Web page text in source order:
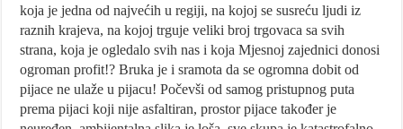
koja je jedna od najvećih u regiji, na kojoj se susreću ljudi iz
raznih krajeva, na kojoj trguje veliki broj trgovaca sa svih
strana, koja je ogledalo svih nas i koja Mjesnoj zajednici donosi
ogroman profit!? Bruka je i sramota da se ogromna dobit od
pijace ne ulaže u pijacu! Počevši od samog pristupnog puta
prema pijaci koji nije asfaltiran, prostor pijace također je